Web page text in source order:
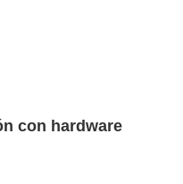
con hardware